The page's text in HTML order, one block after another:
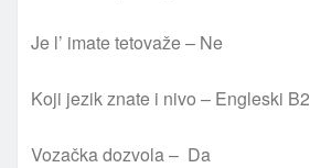
Je l’ imate tetovaže – Ne
Koji jezik znate i nivo – Engleski B2
Vozačka dozvola – Da